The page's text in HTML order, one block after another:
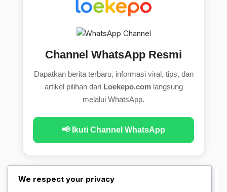
Channel WhatsApp Resmi
Dapatkan berita terbaru, informasi viral, tips, dan
artikel pilihan dari Loekepo.comlangsung
melalui WhatsApp.
📢 Ikuti Channel WhatsApp
We respect your privacy